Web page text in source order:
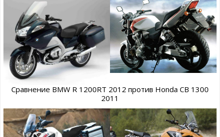
Сравнение BMW R 1200RT 2012 против Honda CB 1300
2011